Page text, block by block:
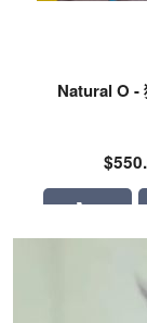
Natural O -